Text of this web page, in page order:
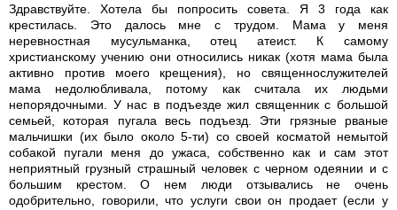
Здравствуйте. Хотела бы попросить совета. Я 3 года как
крестилась. Это далось мне с трудом. Мама у меня
неревностная мусульманка, отец атеист. К самому
христианскому учению они относились никак (хотя мама была
активно против моего крещения), но священнослужителей
мама недолюбливала, потому как считала их людьми
непорядочными. У нас в подъезде жил священник с большой
семьей, которая пугала весь подъезд. Эти грязные рваные
мальчишки (их было около 5-ти) со своей косматой немытой
собакой пугали меня до ужаса, собственно как и сам этот
неприятный грузный страшный человек с черном одеянии и с
большим крестом. О нем люди отзывались не очень
одобрительно, говорили, что услуги свои он продает (если у